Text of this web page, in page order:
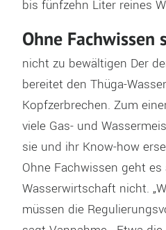
bis fünfzehn Liter reines
Ohne Fachwissen
nicht zu bewältigen Der
bereitet den Thüga-
Kopfzerbrechen. Zum
viele Gas- und
sie und ihr Know-how
Ohne Fachwissen geht
Wasserwirtschaft nicht.
müssen die